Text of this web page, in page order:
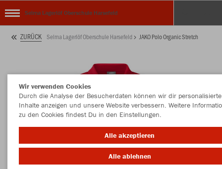
Selma Lagerlöf Oberschule Harsefeld
ZURÜCK Selma Lagerlöf Oberschule Harsefeld JAKO Polo Organic Stretch
Wir verwenden Cookies
Durch die Analyse der Besucherdaten können wir dir personalisierte
Inhalte anzeigen und unsere Website verbessern. Weitere
zu den Cookies findest Du in den Einstellungen.
Alle akzeptieren
Alle ablehnen